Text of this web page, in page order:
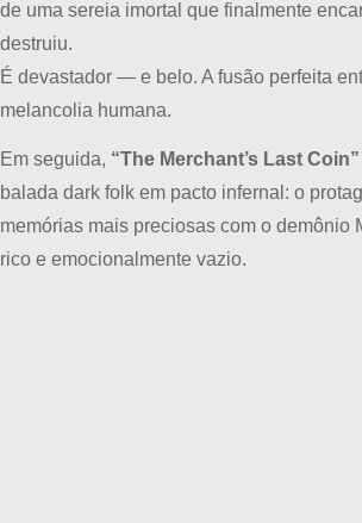
de uma sereia imortal que finalmente
destruiu.
É devastador — e belo. A fusão perfeita
melancolia humana.
Em seguida, “The Merchant’s Last Coin”
balada dark folk em pacto infernal: o
memórias mais preciosas com o demônio
rico e emocionalmente vazio.